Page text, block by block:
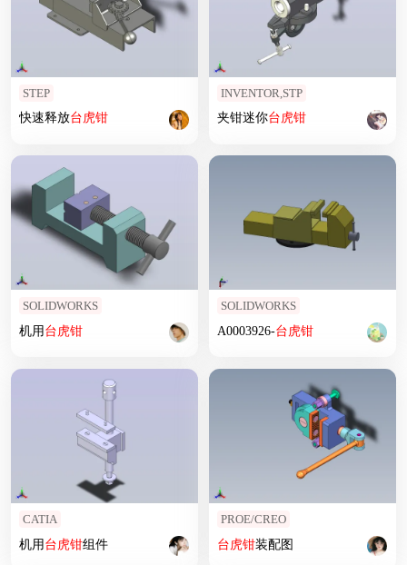
STEP
快速释放台虎钳
INVENTOR,STP
夹钳迷你台虎钳
SOLIDWORKS
机用台虎钳
SOLIDWORKS
A0003926-台虎钳
CATIA
机用台虎钳组件
PROE/CREO
台虎钳装配图